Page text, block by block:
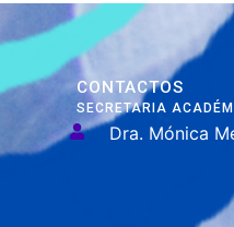
CONTACTOS
SECRETARIA
Dra. Mónica